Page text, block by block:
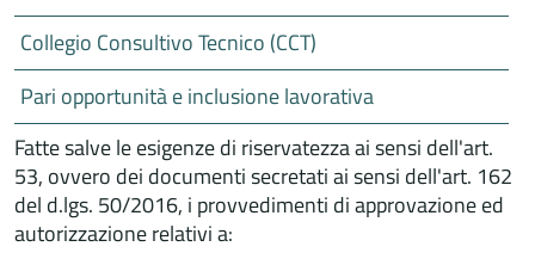
Collegio Consultivo Tecnico (CCT)
Pari opportunità e inclusione lavorativa
Fatte salve le esigenze di riservatezza ai sensi dell'art.
53, ovvero dei documenti secretati ai sensi dell'art. 162
del d.lgs. 50/2016, i provvedimenti di approvazione ed
autorizzazione relativi a: